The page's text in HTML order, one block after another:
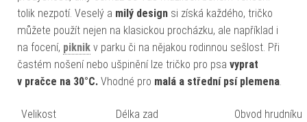
tolik nezpotí. Veselý a milý design si získá každého, tričko
můžete použít nejen na klasickou procházku, ale například i
na focení, piknik v parku či na nějakou rodinnou sešlost. Při
častém nošení nebo ušpinění lze tričko pro psa vyprat
v pračce na 30°C. Vhodné pro malá a střední psí plemena.
Velikost Délka zad Obvod hrudníku